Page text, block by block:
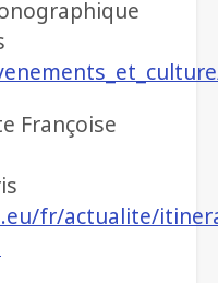
Françoise
fr/actualite/